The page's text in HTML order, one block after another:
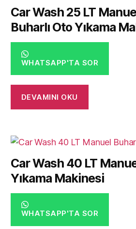
Car Wash 25 LT
Buharlı Oto Yıkama
WHATSAPP'TA SOR
DEVAMINI OKU
Car Wash 40 LT
Yıkama Makinesi
WHATSAPP'TA SOR